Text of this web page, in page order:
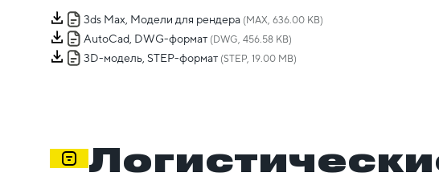
3ds Max, Модели для рендера (MAX, 636.00 KB)
AutoCad, DWG-формат (DWG, 456.58 KB)
3D-модель, STEP-формат (STEP, 19.00 MB)